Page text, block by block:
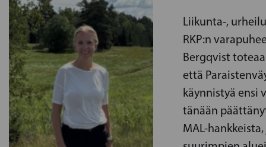
Liikunta-,
RKP:n
Bergqvist
että
käynnistyä ensi
tänään
MAL-